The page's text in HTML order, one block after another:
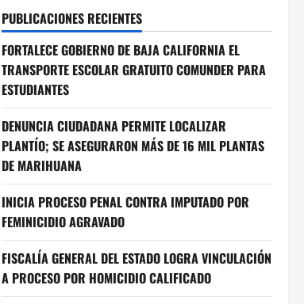
PUBLICACIONES RECIENTES
FORTALECE GOBIERNO DE BAJA CALIFORNIA EL
TRANSPORTE ESCOLAR GRATUITO COMUNDER PARA
ESTUDIANTES
DENUNCIA CIUDADANA PERMITE LOCALIZAR
PLANTÍO; SE ASEGURARON MÁS DE 16 MIL PLANTAS
DE MARIHUANA
INICIA PROCESO PENAL CONTRA IMPUTADO POR
FEMINICIDIO AGRAVADO
FISCALÍA GENERAL DEL ESTADO LOGRA VINCULACIÓN
A PROCESO POR HOMICIDIO CALIFICADO